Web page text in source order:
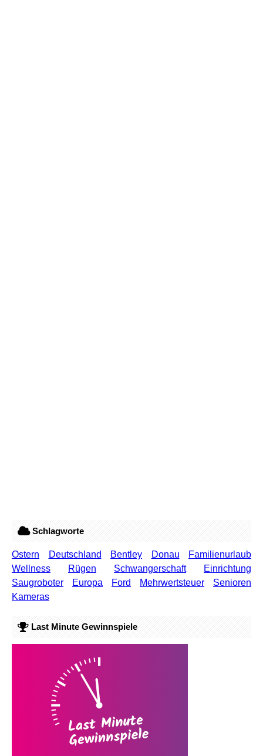
Schlagworte
Ostern Deutschland Bentley Donau
Familienurlaub
Wellness
Rügen Schwangerschaft
Einrichtung
Saugroboter
Europa Ford Mehrwertsteuer
Senioren
Kameras
Last Minute Gewinnspiele